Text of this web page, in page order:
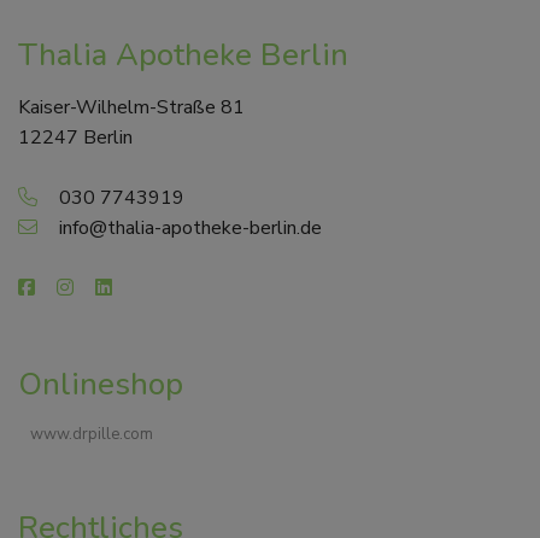
Thalia Apotheke Berlin
Kaiser-Wilhelm-Straße 81
12247 Berlin
030 7743919
info@thalia-apotheke-berlin.de
Onlineshop
www.drpille.com
Rechtliches